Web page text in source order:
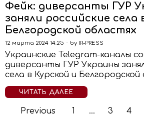
Фейк: диверсанты ГУР
заняли российские села
Белгородской областях
12 марта 2024 14:25 by IR-PRESS
Украинские Telegram-каналы
диверсанты ГУР Украины
села в Курской и Белгородской
ЧИТАТЬ ДАЛЕЕ
Previous 1 … 3 4